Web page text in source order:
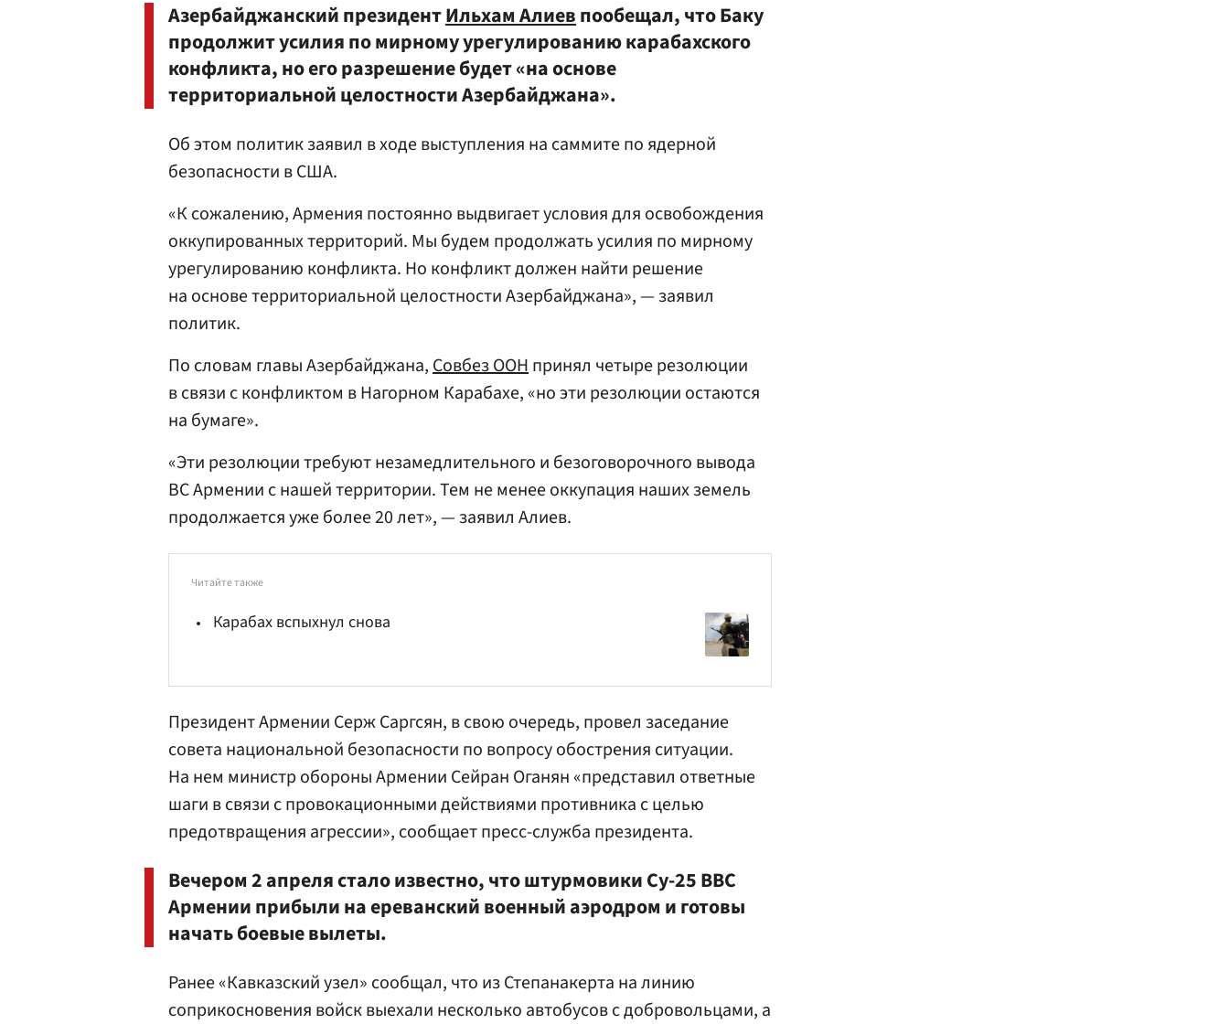
Азербайджанский президентИльхам Алиевпообещал, что Баку
продолжит усилия по мирному урегулированию карабахского
конфликта, но его разрешение будет «на основе
территориальной целостности Азербайджана».
Об этом политик заявил в ходе выступления на саммите по ядерной
безопасности в США.
«К сожалению, Армения постоянно выдвигает условия для освобождения
оккупированных территорий. Мы будем продолжать усилия по мирному
урегулированию конфликта. Но конфликт должен найти решение
на основе территориальной целостности Азербайджана», — заявил
политик.
По словам главы Азербайджана,Совбез ООНпринял четыре резолюции
в связи с конфликтом в Нагорном Карабахе, «но эти резолюции остаются
на бумаге».
«Эти резолюции требуют незамедлительного и безоговорочного вывода
ВС Армении с нашей территории. Тем не менее оккупация наших земель
продолжается уже более 20 лет», — заявил Алиев.
Читайте также
Карабах вспыхнул снова
Президент Армении Серж Саргсян, в свою очередь, провел заседание
совета национальной безопасности по вопросу обострения ситуации.
На нем министр обороны Армении Сейран Оганян «представил ответные
шаги в связи с провокационными действиями противника с целью
предотвращения агрессии», сообщает пресс-служба президента.
Вечером 2 апреля стало известно, что штурмовики Су-25 ВВС
Армении прибыли на ереванский военный аэродром и готовы
начать боевые вылеты.
Ранее «Кавказский узел» сообщал, что из Степанакерта на линию
соприкосновения войск выехали несколько автобусов с добровольцами, а